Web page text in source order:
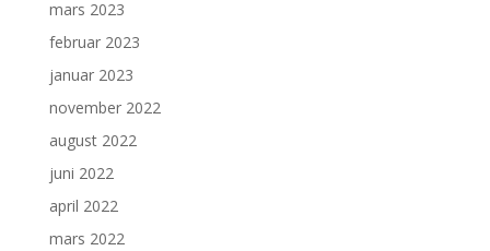
mars 2023
februar 2023
januar 2023
november 2022
august 2022
juni 2022
april 2022
mars 2022